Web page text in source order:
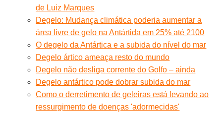
de Luiz Marques
Degelo: Mudança climática poderia aumentar a
área livre de gelo na Antártida em 25% até 2100
O degelo da Antártica e a subida do nível do mar
Degelo ártico ameaça resto do mundo
Degelo não desliga corrente do Golfo – ainda
Degelo antártico pode dobrar subida do mar
Como o derretimento de geleiras está levando ao
ressurgimento de doenças 'adormecidas'